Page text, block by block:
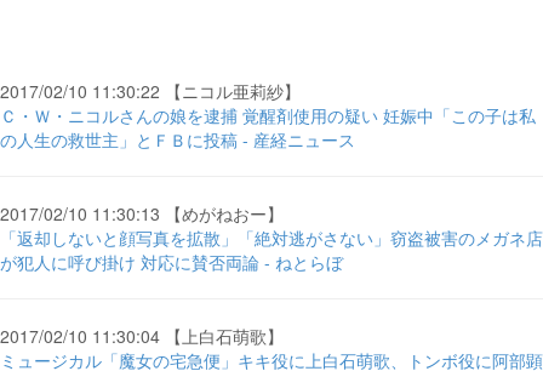
2017/02/10 11:30:22 【ニコル亜莉紗】
Ｃ・Ｗ・ニコルさんの娘を逮捕 覚醒剤使用の疑い 妊娠中「この子は私
の人生の救世主」とＦＢに投稿 - 産経ニュース
2017/02/10 11:30:13 【めがねおー】
「返却しないと顔写真を拡散」「絶対逃がさない」窃盗被害のメガネ店
が犯人に呼び掛け 対応に賛否両論 - ねとらぼ
2017/02/10 11:30:04 【上白石萌歌】
ミュージカル「魔女の宅急便」キキ役に上白石萌歌、トンボ役に阿部顕